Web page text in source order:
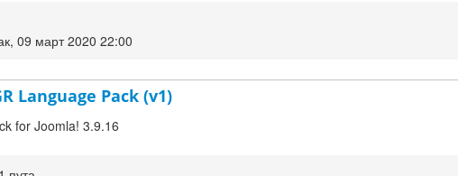
09 март 2020 22:00
Language Pack (v1)
for Joomla! 3.9.16